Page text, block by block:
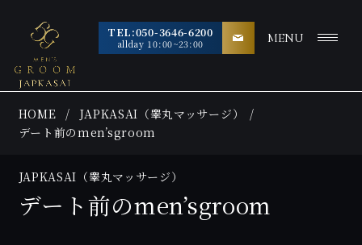
TEL:050-3646-6200
allday 10:00~23:00 MENU
HOME
JAPKASAI（睾丸マッサージ）
デート前のmen’sgroom
JAPKASAI（睾丸マッサージ）
デート前のmen’sgroom